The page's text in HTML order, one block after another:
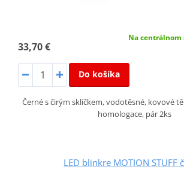
33,70 €
Na centrálnom
Do košíka
Černé s čirým sklíčkem, vodotěsné, kovové
homologace, pár 2ks
LED blinkre MOTION STUFF